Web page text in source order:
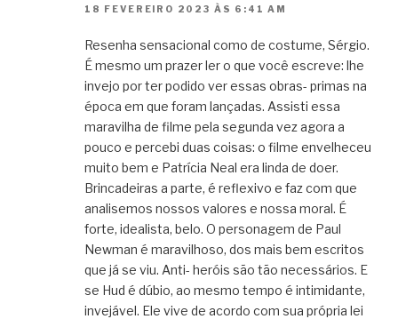
18 FEVEREIRO 2023 ÀS 6:41 AM
Resenha sensacional como de costume, Sérgio.
É mesmo um prazer ler o que você escreve: lhe
invejo por ter podido ver essas obras- primas na
época em que foram lançadas. Assisti essa
maravilha de filme pela segunda vez agora a
pouco e percebi duas coisas: o filme envelheceu
muito bem e Patrícia Neal era linda de doer.
Brincadeiras a parte, é reflexivo e faz com que
analisemos nossos valores e nossa moral. É
forte, idealista, belo. O personagem de Paul
Newman é maravilhoso, dos mais bem escritos
que já se viu. Anti- heróis são tão necessários. E
se Hud é dúbio, ao mesmo tempo é intimidante,
invejável. Ele vive de acordo com sua própria lei